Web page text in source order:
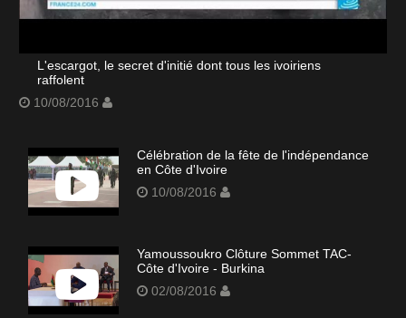
L'escargot, le secret d'initié dont tous les ivoiriens
raffolent
10/08/2016
Célébration de la fête de l'indépendance
en Côte d'Ivoire
10/08/2016
Yamoussoukro Clôture Sommet TAC-
Côte d'Ivoire - Burkina
02/08/2016